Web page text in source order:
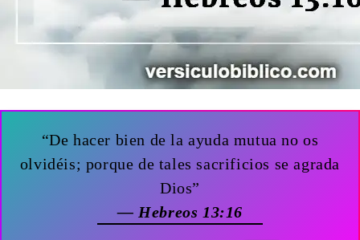
“De hacer bien de la ayuda mutua no os
olvidéis; porque de tales sacrificios se agrada
Dios”
— Hebreos 13:16